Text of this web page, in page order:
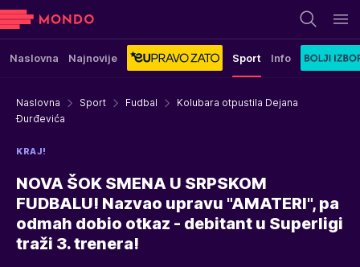
Naslovna Najnovije Sport Info
Naslovna Sport Fudbal
Kolubara otpustila Dejana
Đurđevića
KRAJ!
NOVA ŠOK SMENA U SRPSKOM
FUDBALU! Nazvao upravu "AMATERI", pa
odmah dobio otkaz - debitant u Superligi
traži 3. trenera!